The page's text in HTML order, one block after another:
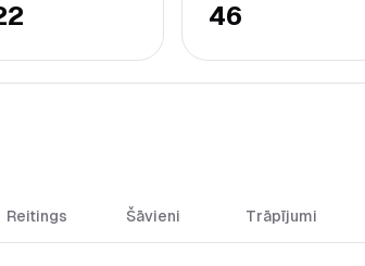
46
Reitings Šāvieni Trāpījumi